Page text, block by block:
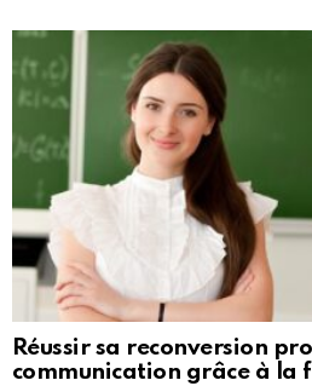
Réussir sa reconversion
communication grâce à la